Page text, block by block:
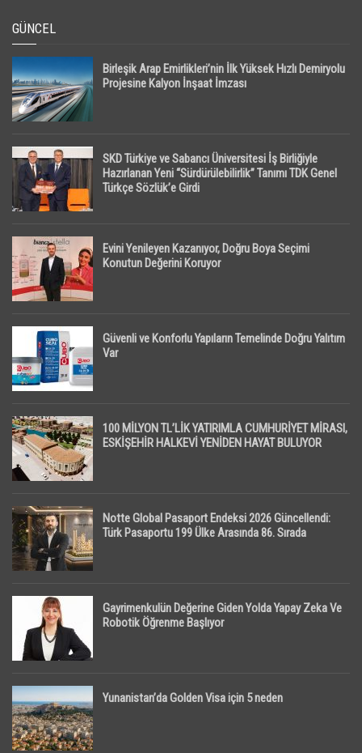
GÜNCEL
Birleşik Arap Emirlikleri’nin İlk Yüksek Hızlı Demiryolu
Projesine Kalyon İnşaat İmzası
SKD Türkiye ve Sabancı Üniversitesi İş Birliğiyle
Hazırlanan Yeni “Sürdürülebilirlik” Tanımı TDK Genel
Türkçe Sözlük’e Girdi
Evini Yenileyen Kazanıyor, Doğru Boya Seçimi
Konutun Değerini Koruyor
Güvenli ve Konforlu Yapıların Temelinde Doğru Yalıtım
Var
100 MİLYON TL’LİK YATIRIMLA CUMHURİYET MİRASI,
ESKİŞEHİR HALKEVİ YENİDEN HAYAT BULUYOR
Notte Global Pasaport Endeksi 2026 Güncellendi:
Türk Pasaportu 199 Ülke Arasında 86. Sırada
Gayrimenkulün Değerine Giden Yolda Yapay Zeka Ve
Robotik Öğrenme Başlıyor
Yunanistan’da Golden Visa için 5 neden